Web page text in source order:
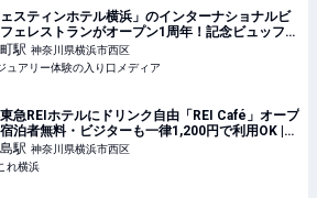
ェスティンホテル横浜」のインターナショナルビ
ェレストランがオープン1周年！記念ビュッフェ
駅 神奈川県横浜市西区
ュアリー体験の入り口メディア
急REIホテルにドリンク自由「REI Café」オープ
泊者無料・ビジターも一律1,200円で利用OK |
れ横浜
駅 神奈川県横浜市西区
れ横浜